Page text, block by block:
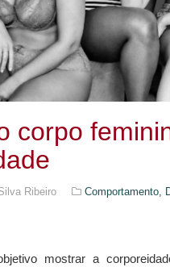
corpo
Ribeiro Comportamento,
mostrar a